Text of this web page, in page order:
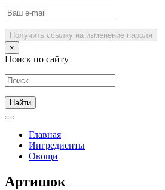
Получить ссылку на изменение пароля
×
Поиск по сайту
Главная
Ингредиенты
Овощи
Артишок